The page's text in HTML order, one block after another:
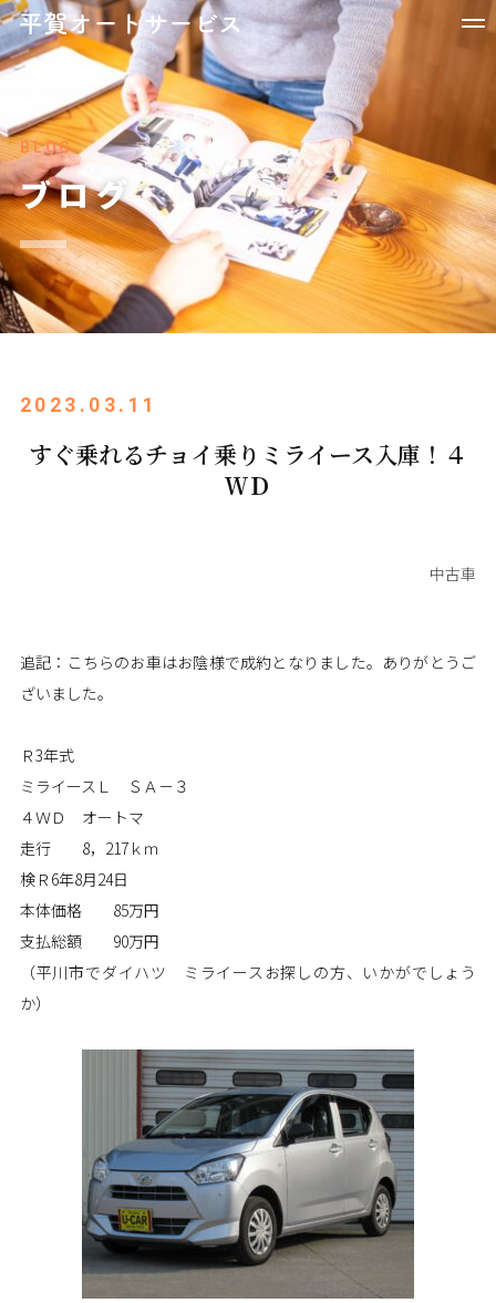
BLOG
ブログ
2023.03.11
すぐ乗れるチョイ乗りミライース入庫！４
ＷＤ
中古車
追記：こちらのお車はお陰様で成約となりました。ありがとうご
ざいました。
Ｒ3年式
ミライースＬ ＳＡ－３
４ＷＤ オートマ
走行 8，217ｋｍ
検Ｒ6年8月24日
本体価格 85万円
支払総額 90万円
（平川市でダイハツ ミライースお探しの方、いかがでしょう
か）